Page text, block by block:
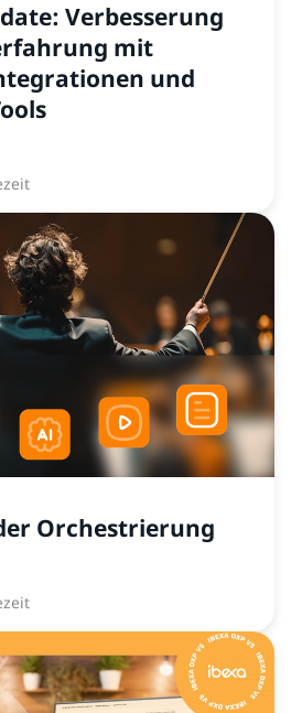
Verbesserung
mit
und
Orchestrierung